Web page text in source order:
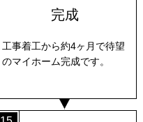
完成
工事着工から約4ヶ月で待望
のマイホーム完成です。